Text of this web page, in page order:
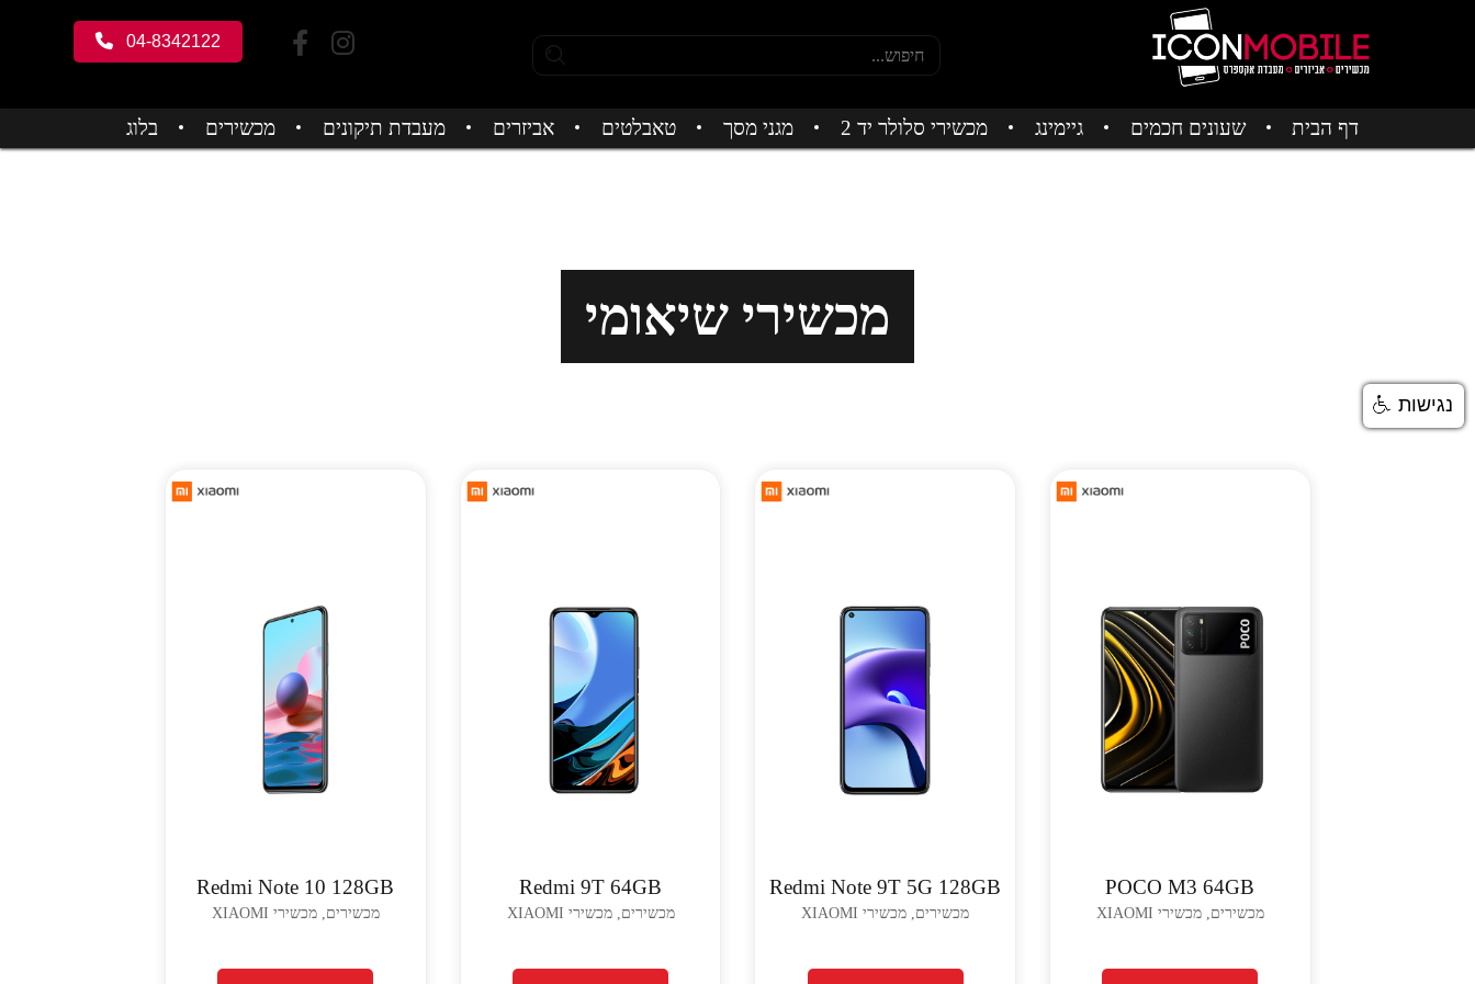
04-8342122
דף הבית שעונים חכמים גיימינג מכשירי סלולר יד 2 מגני מסך טאבלטים אביזרים מעבדת תיקונים מכשירים בלוג
מכשירי שיאומי
POCO M3 64GB
מכשירים, מכשירי XIAOMI
Redmi Note 9T 5G 128GB
מכשירים, מכשירי XIAOMI
Redmi 9T 64GB
מכשירים, מכשירי XIAOMI
Redmi Note 10 128GB
מכשירים, מכשירי XIAOMI
נגישות